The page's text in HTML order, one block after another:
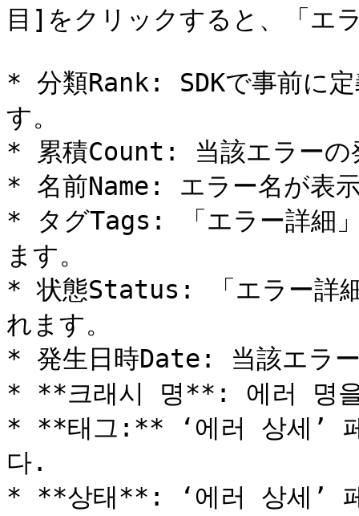
目]をクリックすると、「エ
* 分類Rank: SDKで事前に
す。
* 累積Count: 当該エラーの
* 名前Name: エラー名が表
* タグTags: 「エラー詳細
ます。
* 状態Status: 「エラー詳細
れます。
* 発生日時Date: 当該エラー
* **크래시 명**: 에러 명
* **태그:** ‘에러 상세’ 페
다.
* **상태**: ‘에러 상세’ 페